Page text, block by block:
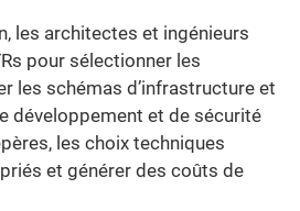
les architectes et ingénieurs
pour sélectionner les
les schémas d’infrastructure et
développement et de sécurité
les choix techniques
et générer des coûts de